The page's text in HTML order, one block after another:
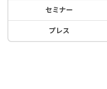
セミナー
プレス